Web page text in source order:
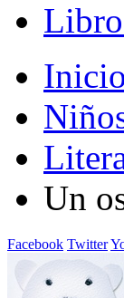
Inicio
Un
Facebook Twitter